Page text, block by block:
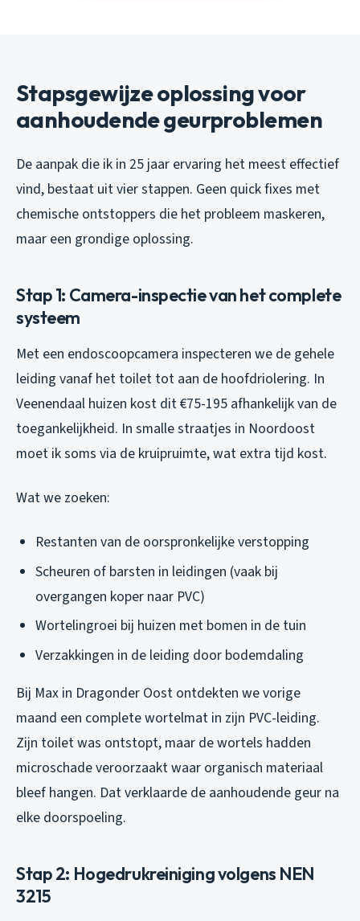
Stapsgewijze oplossing voor
aanhoudende geurproblemen
De aanpak die ik in 25 jaar ervaring het meest effectief
vind, bestaat uit vier stappen. Geen quick fixes met
chemische ontstoppers die het probleem maskeren,
maar een grondige oplossing.
Stap 1: Camera-inspectie van het complete
systeem
Met een endoscoopcamera inspecteren we de gehele
leiding vanaf het toilet tot aan de hoofdriolering. In
Veenendaal huizen kost dit €75-195 afhankelijk van de
toegankelijkheid. In smalle straatjes in Noordoost
moet ik soms via de kruipruimte, wat extra tijd kost.
Wat we zoeken:
Restanten van de oorspronkelijke verstopping
Scheuren of barsten in leidingen (vaak bij
overgangen koper naar PVC)
Wortelingroei bij huizen met bomen in de tuin
Verzakkingen in de leiding door bodemdaling
Bij Max in Dragonder Oost ontdekten we vorige
maand een complete wortelmat in zijn PVC-leiding.
Zijn toilet was ontstopt, maar de wortels hadden
microschade veroorzaakt waar organisch materiaal
bleef hangen. Dat verklaarde de aanhoudende geur na
elke doorspoeling.
Stap 2: Hogedrukreiniging volgens NEN
3215